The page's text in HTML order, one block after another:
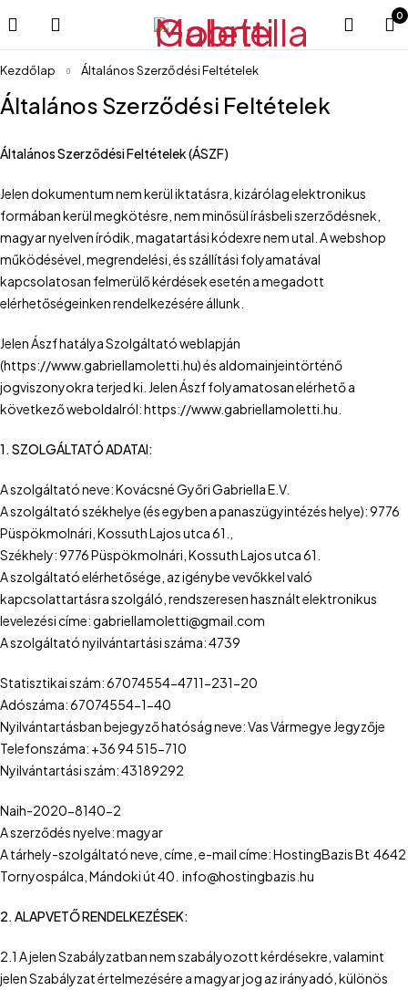
0
Kezdőlap Általános Szerződési Feltételek
Általános Szerződési Feltételek
Általános Szerződési Feltételek (ÁSZF)
Jelen dokumentum nem kerül iktatásra, kizárólag elektronikus
formában kerül megkötésre, nem minősül írásbeli szerződésnek,
magyar nyelven íródik, magatartási kódexre nem utal. A webshop
működésével, megrendelési, és szállítási folyamatával
kapcsolatosan felmerülő kérdések esetén a megadott
elérhetőségeinken rendelkezésére állunk.
Jelen Ászf hatálya Szolgáltató weblapján
(https://www.gabriellamoletti.hu) és aldomainjeintörténő
jogviszonyokra terjed ki. Jelen Ászf folyamatosan elérhető a
következő weboldalról: https://www.gabriellamoletti.hu.
1. SZOLGÁLTATÓ ADATAI:
A szolgáltató neve: Kovácsné Győri Gabriella E.V.
A szolgáltató székhelye (és egyben a panaszügyintézés helye): 9776
Püspökmolnári, Kossuth Lajos utca 61.,
Székhely: 9776 Püspökmolnári, Kossuth Lajos utca 61.
A szolgáltató elérhetősége, az igénybe vevőkkel való
kapcsolattartásra szolgáló, rendszeresen használt elektronikus
levelezési címe: gabriellamoletti@gmail.com
A szolgáltató nyilvántartási száma: 4739
Statisztikai szám: 67074554-4711-231-20
Adószáma: 67074554-1-40
Nyilvántartásban bejegyző hatóság neve: Vas Vármegye Jegyzője
Telefonszáma: +36 94 515-710
Nyilvántartási szám: 43189292
Naih-2020-8140-2
A szerződés nyelve: magyar
A tárhely-szolgáltató neve, címe, e-mail címe: HostingBazis Bt 4642
Tornyospálca, Mándoki út 40. info@hostingbazis.hu
2. ALAPVETŐ RENDELKEZÉSEK:
2.1 A jelen Szabályzatban nem szabályozott kérdésekre, valamint
jelen Szabályzat értelmezésére a magyar jog az irányadó, különös